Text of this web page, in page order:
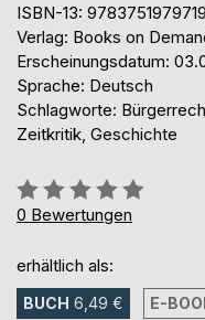
ISBN-13: 9783751979719
Verlag: Books on
Erscheinungsdatum:
Sprache: Deutsch
Schlagworte:
Zeitkritik, Geschichte
Bewertung::
0%
0 Bewertungen
erhältlich als:
BUCH 6,49 € E-